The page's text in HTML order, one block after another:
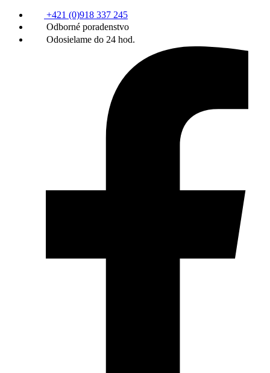
+421 (0)918 337 245
Odborné poradenstvo
Odosielame do 24 hod.